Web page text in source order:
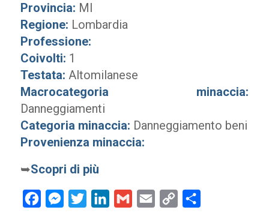
Provincia: MI
Regione: Lombardia
Professione:
Coivolti: 1
Testata: Altomilanese
Macrocategoria minaccia:
Danneggiamenti
Categoria minaccia: Danneggiamento beni
Provenienza minaccia:
➥Scopri di più
FacebookMessenger
Twitter LinkedInGmail Email
Copy